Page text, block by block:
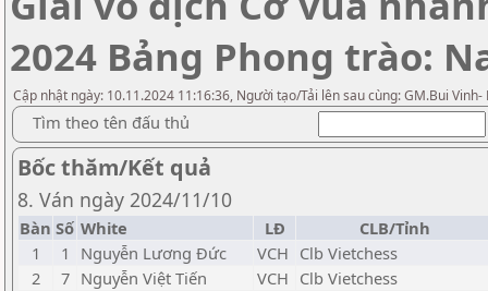
2024 Bảng Phong trào:
Cập nhật ngày: 10.11.2024 11:16:36, Người tạo/Tải lên sau cùng: GM.Bui
Tìm theo tên đấu thủ
Bốc thăm/Kết quả
8. Ván ngày 2024/11/10
Bàn Số White LĐ
CLB/Tỉnh
1
1 Nguyễn Lương Đức VCH Clb Vietchess
2
7 Nguyễn Việt Tiến VCH Clb Vietchess